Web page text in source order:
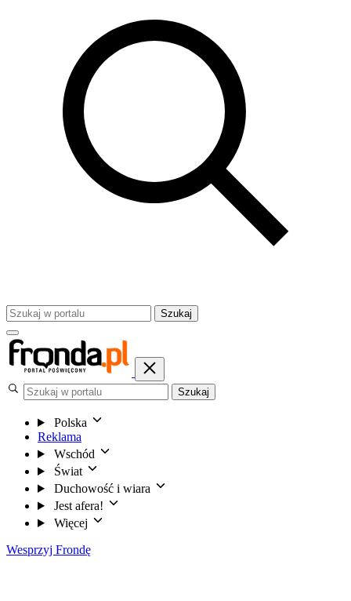
Szukaj
Szukaj
Polska
Reklama
Wschód
Świat
Duchowość i wiara
Jest afera!
Więcej
Wesprzyj Frondę